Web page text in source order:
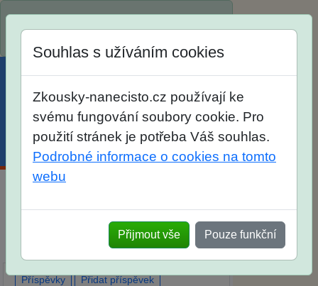
SŠ? Vaše ohlasy po skutečných
přijímacích zkouškách
Souhlas s užíváním cookies
Zkousky-nanecisto.cz používají ke
svému fungování soubory cookie. Pro
použití stránek je potřeba Váš souhlas.
Podrobné informace o cookies na tomto
webu
Přijmout vše Pouze funkční
Příspěvky Přidat příspěvek